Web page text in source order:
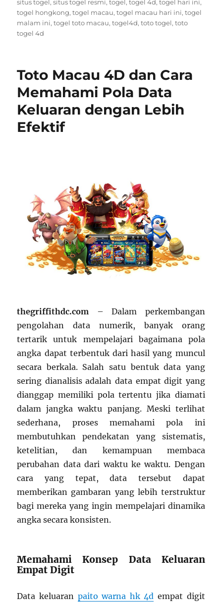
situs togel ,situs togel resmi,togel ,togel 4d,togel hari ini,
togel hongkong,togel macau,togel macau hari ini,togel
malam ini,togel toto macau,togel4d,toto togel,toto
togel 4d
Toto Macau 4D dan Cara
Memahami Pola Data
Keluaran dengan Lebih
Efektif
thegriffithdc.com – Dalam perkembangan
pengolahan data numerik, banyak orang
tertarik untuk mempelajari bagaimana pola
angka dapat terbentuk dari hasil yang muncul
secara berkala. Salah satu bentuk data yang
sering dianalisis adalah data empat digit yang
dianggap memiliki pola tertentu jika diamati
dalam jangka waktu panjang. Meski terlihat
sederhana, proses memahami pola ini
membutuhkan pendekatan yang sistematis,
ketelitian, dan kemampuan membaca
perubahan data dari waktu ke waktu. Dengan
cara yang tepat, data tersebut dapat
memberikan gambaran yang lebih terstruktur
bagi mereka yang ingin mempelajari dinamika
angka secara konsisten.
Memahami Konsep Data Keluaran
Empat Digit
Data keluaran paito warna hk 4d empat digit